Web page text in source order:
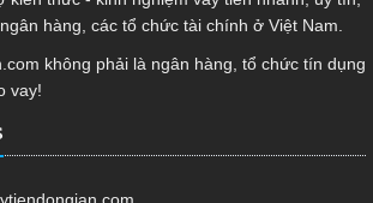
hàng, các tổ chức tài chính ở Việt Nam.
không phải là ngân hàng, tổ chức tín dụng
vay!